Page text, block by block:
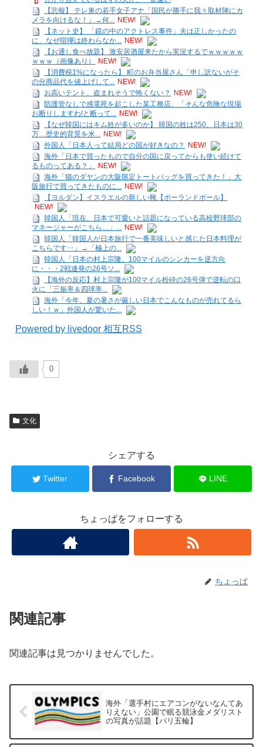
【悲報】 テレ東の若手女子アナ「国民が勝手に我々取材陣にカ
メラを向けるな！」→何... NEW!
【ネット史】 「鏡の中のアクトレス事件」夫は正しかったの
に、なぜ喧嘩は終わらなか... NEW!
【お通し食べ放題】 激安居酒屋来たから実況するでｗｗｗｗｗ
ｗｗｗ（画像あり）
NEW!
【消費税1%になったら】 町のお弁当屋さん「申し訳ないがそ
の分商品代を値上げして... NEW!
お高いテント、盗まれそうで怖くない？
NEW!
防護管なしで感電死を起こした某工務店、「そんな危険な現場
お断りしますわ!と断って... NEW!
【なぜ韓国にはキム姓が多いのか】 韓国の姓は250、日本は30
万…歴史的背景を米... NEW!
外国人「日本人って結局どの国が好きなの？
NEW!
海外「日本で買ったもので自分の国に戻ってからも使い続けて
るものってある？」
NEW!
海外「猫のダヤンの大阪限定トートバッグを買ってきた！」大
阪旅行で買ってきたものに... NEW!
【ヨルダン】イスラエルの新しい靴【ポーランドボール】
NEW!
韓国人「現在、日本で可愛いと話題になっている高校野球部の
マネージャーがこちら…」... NEW!
韓国人「韓国人が日本旅行で一番美味しいと感じた日本料理が
こちらです‥」→「極上の...
韓国人「日本の村上宗隆、100マイルのシンカーを逆方向
に・・・2戦連発の26号ソ...
【海外の反応】村上宗隆が100マイル粉砕の26号弾で逆転の口
火に「三振率＆四球率...
海外「今年、夏の暑さが厳しい日本でこんなものが売れてるら
しい！ｗ」外国人が驚いた...
Powered by livedoor 相互RSS
0
文化
シェアする
Twitter Facebook LINE
ちょっぱをフォローする
ちょっぱ
関連記事
関連記事は見つかりませんでした。
海外「選手村にエアコンがないなんてあ
りえない」公園で眠る競泳金メダリスト
の写真が話題【パリ五輪】